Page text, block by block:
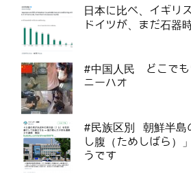
日本に比べ、イギリ
ドイツが、まだ石器
#中国人民 どこでも
ニーハオ
#民族区別 朝鮮半島
し腹（ためしばら）
うです